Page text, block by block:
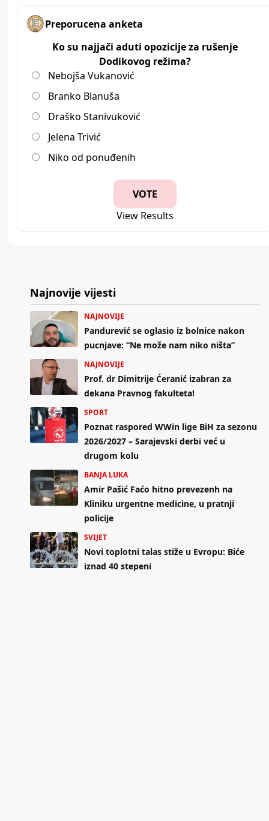
Preporucena anketa
Ko su najjači aduti opozicije za rušenje
Dodikovog režima?
Nebojša Vukanović
Branko Blanuša
Draško Stanivuković
Jelena Trivić
Niko od ponuđenih
View Results
Najnovije vijesti
NAJNOVIJE
Pandurević se oglasio iz bolnice nakon
pucnjave: “Ne može nam niko ništa”
NAJNOVIJE
Prof. dr Dimitrije Ćeranić izabran za
dekana Pravnog fakulteta!
SPORT
Poznat raspored WWin lige BiH za sezonu
2026/2027 – Sarajevski derbi već u
drugom kolu
BANJA LUKA
Amir Pašić Faćo hitno prevezenh na
Kliniku urgentne medicine, u pratnji
policije
SVIJET
Novi toplotni talas stiže u Evropu: Biće
iznad 40 stepeni